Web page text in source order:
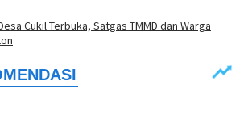
Cukil Terbuka, Satgas TMMD dan Warga